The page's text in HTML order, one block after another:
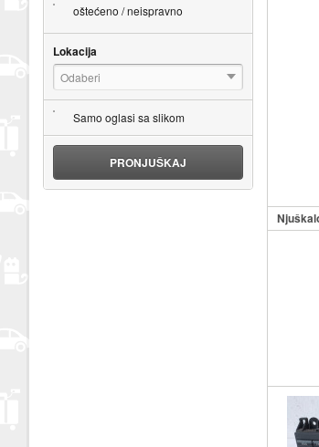
oštećeno / neispravno
Lokacija
Odaberi
Samo oglasi sa slikom
PRONJUŠKAJ